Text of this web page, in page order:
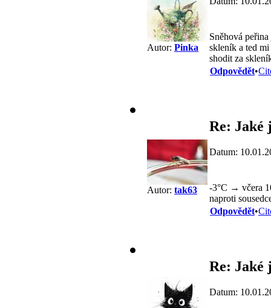
Autor: Pinka
Sněhová
skleník a ted
shodit za
Odpovědět•
Autor: tak63
Re: Jaké
Datum:
-3°C → včera
naproti
Odpovědět•
Re: Jaké
Datum: